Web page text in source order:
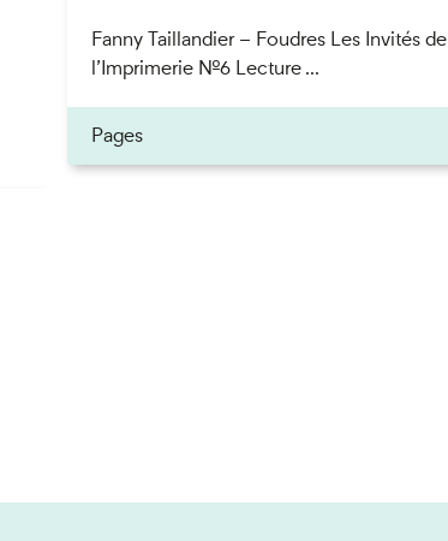
Fanny Taillandier – Foudres Les Invités de
l’Imprimerie n°6 Lecture ...
Pages